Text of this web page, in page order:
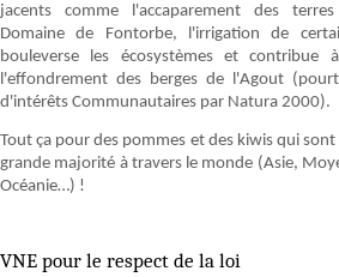
jacents comme l'accaparement des
Domaine de Fontorbe, l'irrigation de
bouleverse les écosystèmes et contribue
l'effondrement des berges de l'Agout
d'intérêts Communautaires par Natura 2000).
Tout ça pour des pommes et des kiwis qui
grande majorité à travers le monde (Asie,
Océanie…) !
VNE pour le respect de la loi